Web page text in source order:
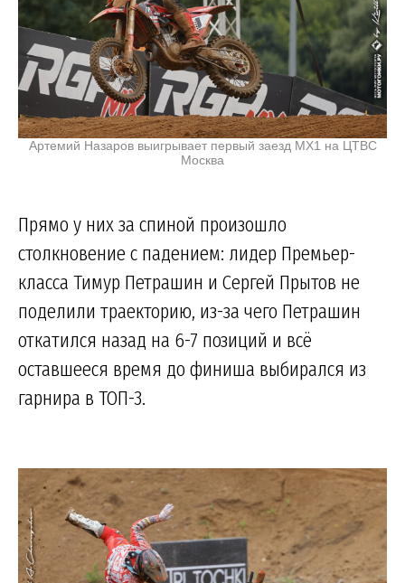
Артемий Назаров выигрывает первый заезд MX1 на ЦТВС
Москва
Прямо у них за спиной произошло
столкновение с падением: лидер Премьер-
класса Тимур Петрашин и Сергей Прытов не
поделили траекторию, из-за чего Петрашин
откатился назад на 6-7 позиций и всё
оставшееся время до финиша выбирался из
гарнира в ТОП-3.